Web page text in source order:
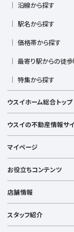
沿線から探す
横須賀線
湘南新宿ライン高海
小田急江ノ島線
みなとみらい線
相鉄いずみ野線
湘南モノレール
駅名から探す
上大岡駅
鴨居駅
港南台駅
小机駅
根岸駅
平塚駅
横須賀中央駅
横
価格帯から探す
4,000万円台
8,000万円台
最寄り駅からの徒
駅徒歩7分以内
駅徒歩20分以内
特集から探す
日当たり良好
フ
LDK15畳以上
海
ウスイホーム総合トップ
ウスイの不動産情報サ
【借りる】
賃貸住宅
事業用賃貸
【買う】
新築戸建て
マイページ
お役立ちコンテンツ
店舗情報
【横浜エリア】
金沢文庫店
上大岡
スタッフ紹介